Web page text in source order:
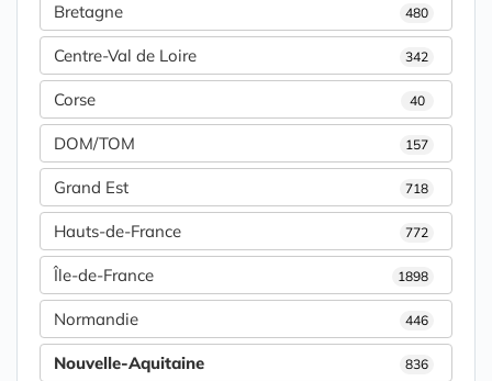
Bretagne 480
Centre-Val de Loire 342
Corse 40
DOM/TOM 157
Grand Est 718
Hauts-de-France 772
Île-de-France 1898
Normandie 446
Nouvelle-Aquitaine 836